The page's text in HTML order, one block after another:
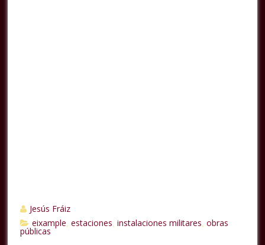
Jesús Fráiz
eixample
,estaciones ,instalaciones militares ,obras
públicas